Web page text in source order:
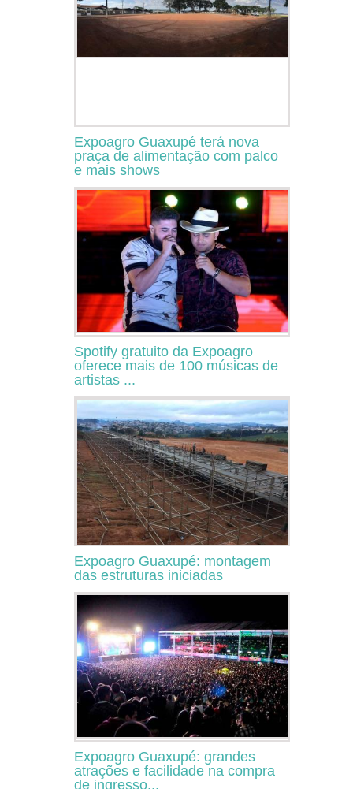
Expoagro Guaxupé terá nova
praça de alimentação com palco
e mais shows
Spotify gratuito da Expoagro
oferece mais de 100 músicas de
artistas ...
Expoagro Guaxupé: montagem
das estruturas iniciadas
Expoagro Guaxupé: grandes
atrações e facilidade na compra
de ingresso...